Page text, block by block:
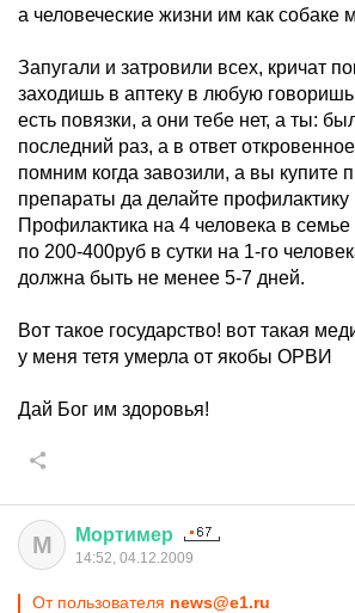
а человеческие жизни им как собаке
Запугали и затровили всех, кричат
заходишь в аптеку в любую
есть повязки, а они тебе нет, а ты:
последний раз, а в ответ
помним когда завозили, а вы купите
препараты да делайте профилактику
Профилактика на 4 человека в семье
по 200-400руб в сутки на 1-го
должна быть не менее 5-7 дней.
Вот такое государство! вот такая
у меня тетя умерла от якобы ОРВИ
Дай Бог им здоровья!
М Мортимер
14:52, 04.12.2009
От пользователя news@e1.ru